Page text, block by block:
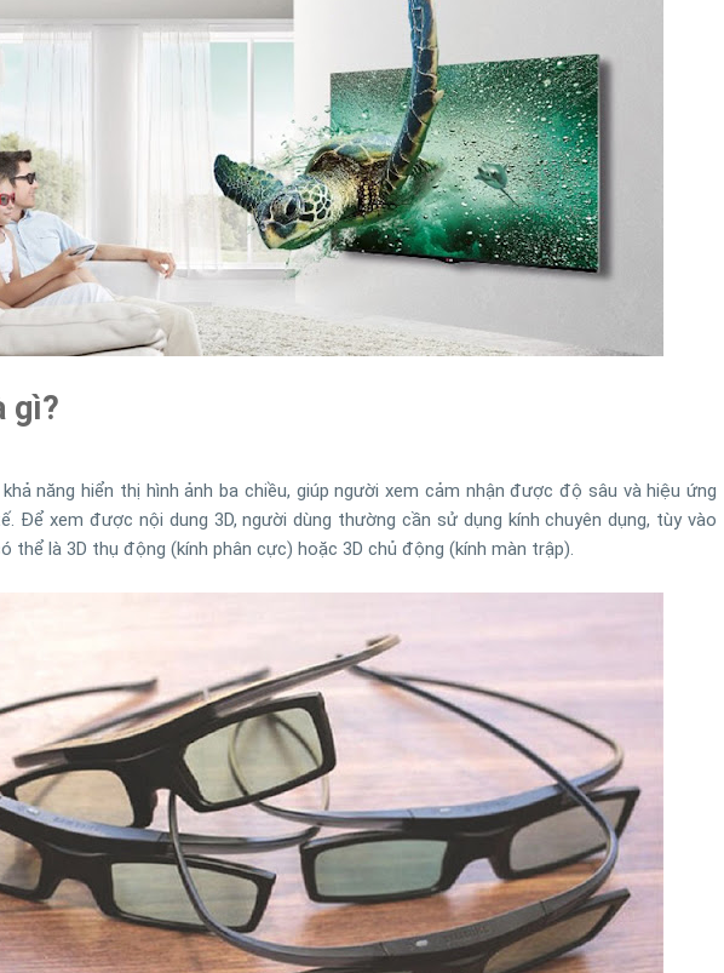
gì?
năng hiển thị hình ảnh ba chiều, giúp người xem cảm nhận được độ sâu và hiệu ứng
Để xem được nội dung 3D, người dùng thường cần sử dụng kính chuyên dụng, tùy vào
thể là 3D thụ động (kính phân cực) hoặc 3D chủ động (kính màn trập).